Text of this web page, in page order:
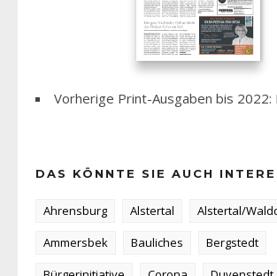
Vorherige Print-Ausgaben bis 2022:
DAS KÖNNTE SIE AUCH
Ahrensburg Alstertal
Alstertal/
Ammersbek
Bauliches
Bergstedt